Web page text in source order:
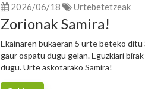
2026/06/18 Urtebetetzeak
Zorionak Samira!
Ekainaren bukaeran 5 urte beteko
gaur ospatu dugu gelan. Eguzkiari
dugu. Urte askotarako Samira!